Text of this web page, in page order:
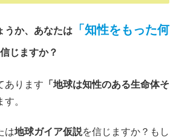
うか、あなたは
「知性をもった何
じますか？
あります 「地球は知性のある生命体そ
。
は地球ガイア仮説を信じますか？もし